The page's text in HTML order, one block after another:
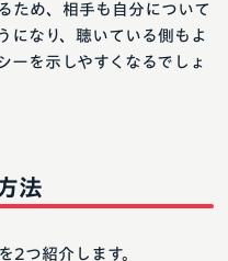
ため、相手も自分について
になり、聴いている側もよ
ーを示しやすくなるでしょ
法
2つ紹介します。